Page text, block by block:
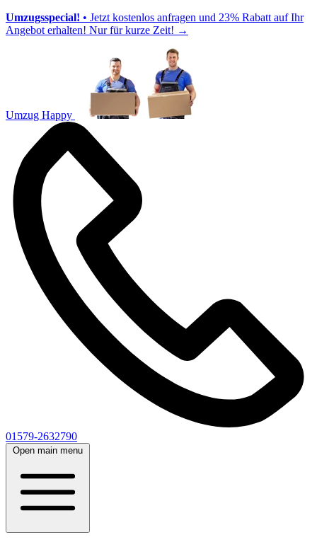
Umzugsspecial! • Jetzt kostenlos anfragen und 23% Rabatt auf Ihr
Angebot erhalten! Nur für kurze Zeit! →
Umzug Happy
01579-2632790
Open main menu